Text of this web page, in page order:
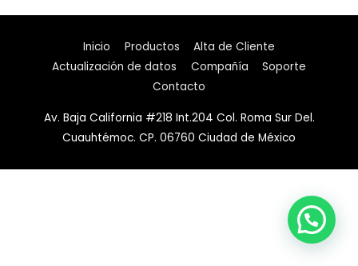
Inicio Productos
Alta de Cliente
Actualización de datos
Compañía
Soporte
Contacto
Av. Baja California #218 Int.204 Col. Roma Sur Del.
Cuauhtémoc. CP. 06760 Ciudad de México